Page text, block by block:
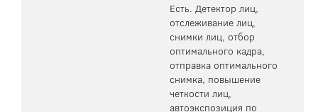
Есть. Детектор лиц,
отслеживание лиц,
снимки лиц, отбор
оптимального кадра,
отправка оптимального
снимка, повышение
четкости лиц,
автоэкспозиция по